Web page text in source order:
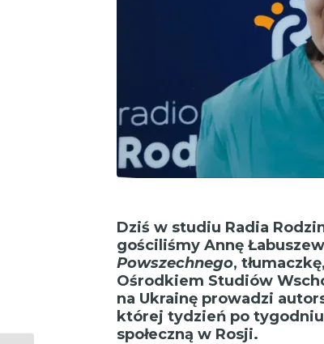
Dziś w studiu Radia
gościliśmy Annę
Powszechnego,
Ośrodkiem Studiów
na Ukrainę prowadzi
której tydzień po
społeczną w Rosji.